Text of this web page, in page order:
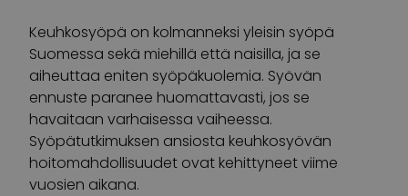
Keuhkosyöpä on kolmanneksi yleisin syöpä
Suomessa sekä miehillä että naisilla, ja se
aiheuttaa eniten syöpäkuolemia. Syövän
ennuste paranee huomattavasti, jos se
havaitaan varhaisessa vaiheessa.
Syöpätutkimuksen ansiosta keuhkosyövän
hoitomahdollisuudet ovat kehittyneet viime
vuosien aikana.